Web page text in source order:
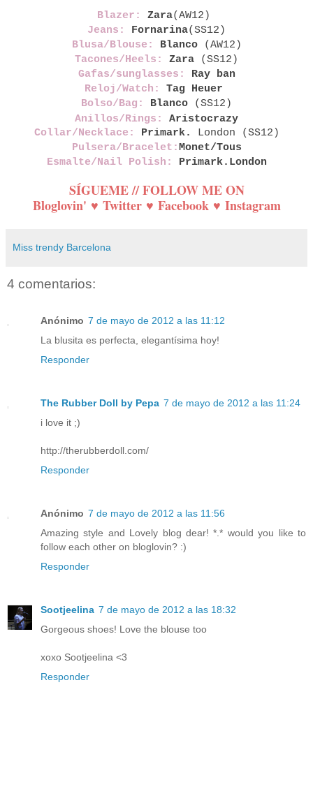
Blazer: Zara(AW12)
Jeans:
Fornarina(SS12)
Blusa/Blouse:
Blanco
(AW12)
Tacones/Heels:
Zara
(SS12)
Gafas/sunglasses:
Ray ban
Reloj/Watch:
Tag Heuer
Bolso/Bag:
Blanco
(SS12)
Anillos/Rings:
Aristocrazy
Collar/Necklace:
Primark.
London (SS12)
Pulsera/Bracelet:Monet/Tous
Esmalte/Nail Polish:
Primark.London
SÍGUEME // FOLLOW ME ON
Bloglovin' ♥ Twitter ♥ Facebook ♥ Instagram
Miss trendy Barcelona
4 comentarios:
Anónimo 7 de mayo de 2012 a las 11:12
La blusita es perfecta, elegantísima hoy!
Responder
The Rubber Doll by Pepa 7 de mayo de 2012 a las 11:24
i love it ;)
http://therubberdoll.com/
Responder
Anónimo 7 de mayo de 2012 a las 11:56
Amazing style and Lovely blog dear! *.* would you like to
follow each other on bloglovin? :)
Responder
Sootjeelina 7 de mayo de 2012 a las 18:32
Gorgeous shoes! Love the blouse too
xoxo Sootjeelina <3
Responder